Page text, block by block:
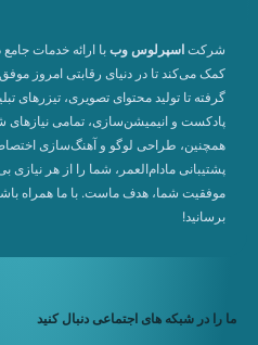
شرکت اسپرلوس وب با ارائه خدمات
کمک می‌کند تا در دنیای رقابتی امروز
گرفته تا تولید محتوای تصویری، تیزرهای
پادکست و انیمیشن‌سازی، تمامی نیازهای
همچنین، طراحی لوگو و آهنگ‌سازی
پشتیبانی مادام‌العمر، شما را از هر
موفقیت شما، هدف ماست. با ما همراه
برسانید!
ما را در شبکه های اجتماعی دنبال کنید